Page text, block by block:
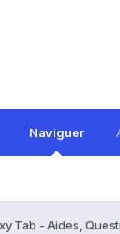
Naviguer
Tab - Aides,